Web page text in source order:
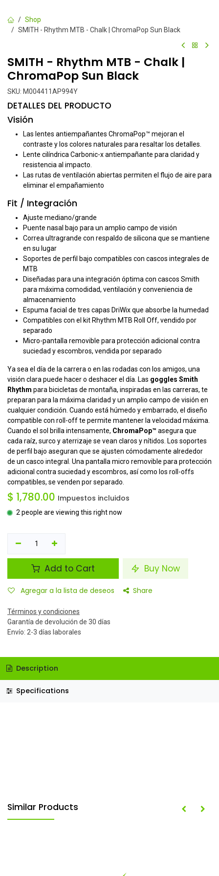
Shop
SMITH - Rhythm MTB - Chalk | ChromaPop Sun Black
SMITH - Rhythm MTB - Chalk |
ChromaPop Sun Black
SKU: M004411AP994Y
DETALLES DEL PRODUCTO
Visión
Las lentes antiempañantes ChromaPop™ mejoran el
contraste y los colores naturales para resaltar los detalles.
Lente cilíndrica Carbonic-x antiempañante para claridad y
resistencia al impacto.
Las rutas de ventilación abiertas permiten el flujo de aire para
eliminar el empañamiento
Fit / Integración
Ajuste mediano/grande
Puente nasal bajo para un amplio campo de visión
Correa ultragrande con respaldo de silicona que se mantiene
en su lugar
Soportes de perfil bajo compatibles con cascos integrales de
MTB
Diseñadas para una integración óptima con cascos Smith
para máxima comodidad, ventilación y conveniencia de
almacenamiento
Espuma facial de tres capas DriWix que absorbe la humedad
Compatibles con el kit Rhythm MTB Roll Off, vendido por
separado
Micro-pantalla removible para protección adicional contra
suciedad y escombros, vendida por separado
Ya sea el día de la carrera o en las rodadas con los amigos, una
visión clara puede hacer o deshacer el día. Las goggles Smith
Rhythm para bicicletas de montaña, inspiradas en las carreras, te
preparan para la máxima claridad y un amplio campo de visión en
cualquier condición. Cuando está húmedo y embarrado, el diseño
compatible con roll-off te permite mantener la velocidad máxima.
Cuando el sol brilla intensamente, ChromaPop™ asegura que
cada raíz, surco y aterrizaje se vean claros y nítidos. Los soportes
de perfil bajo aseguran que se ajusten cómodamente alrededor
de un casco integral. Una pantalla micro removible para protección
adicional contra suciedad y escombros, así como los roll-offs
compatibles, se venden por separado.
$ 1,780.00 Impuestos incluidos
2 people are viewing this right now
Add to Cart Buy Now
Agregar a la lista de deseos Share
Términos y condiciones
Garantía de devolución de 30 días
Envío: 2-3 días laborales
Description
Specifications
Similar Products